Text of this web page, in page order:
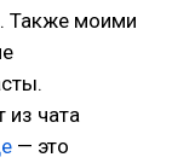
Также моими
из чата
— это